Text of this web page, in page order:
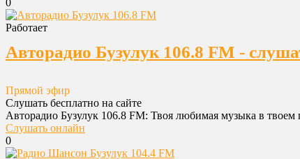
0
Работает
Авторадио Бузулук 106.8 FM -
Прямой эфир
Слушать бесплатно на сайте
Авторадио Бузулук 106.8 FM: Твоя любимая музыка в
Слушать онлайн
0